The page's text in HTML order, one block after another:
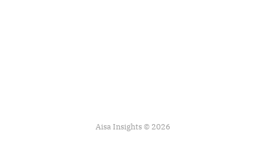
Aisa Insights © 2026